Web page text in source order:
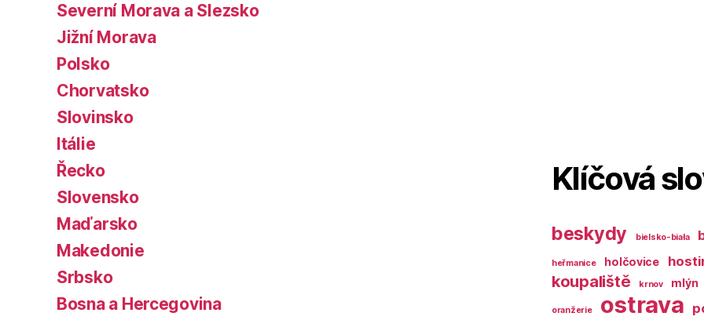
Severní Morava a Slezsko
Jižní Morava
Polsko
Chorvatsko
Slovinsko
Itálie
Řecko
Slovensko
Maďarsko
Makedonie
Srbsko
Bosna a Hercegovina
Klíčová
beskydy bielsko-biała
heřmanice holčovice
koupaliště krnov mlýn
oranžerie ostrava